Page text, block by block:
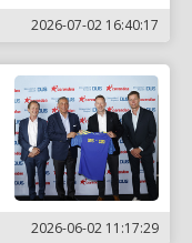
2026-07-02 16:40:17
2026-06-02 11:17:29